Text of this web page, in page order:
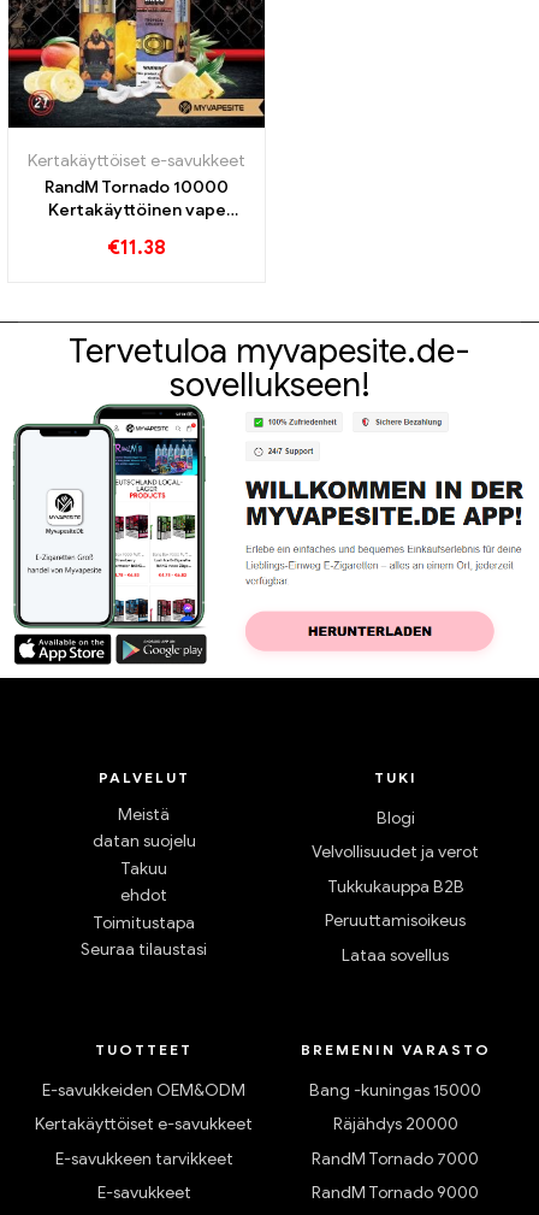
Kertakäyttöiset e-savukkeet
RandM Tornado 10000
Kertakäyttöinen vape
€11.38
Tervetuloa myvapesite.de-
sovellukseen!
PALVELUT
Meistä
datan suojelu
Takuu
ehdot
Toimitustapa
Seuraa tilaustasi
TUKI
Blogi
Velvollisuudet ja verot
Tukkukauppa B2B
Peruuttamisoikeus
Lataa sovellus
TUOTTEET
E-savukkeiden OEM&ODM
Kertakäyttöiset e-savukkeet
E-savukkeen tarvikkeet
E-savukkeet
BREMENIN VARASTO
Bang -kuningas 15000
Räjähdys 20000
RandM Tornado 7000
RandM Tornado 9000